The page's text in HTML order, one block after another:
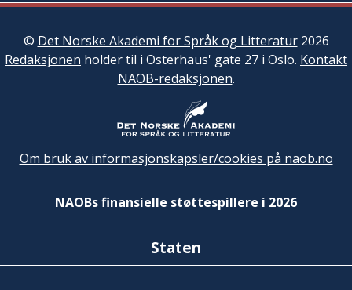
© Det Norske Akademi for Språk og Litteratur2026
Redaksjonen holder til i Osterhaus' gate 27 i Oslo. Kontakt
NAOB-redaksjonen.
Om bruk av informasjonskapsler/cookies på naob.no
NAOBs finansielle støttespillere i 2026
Staten